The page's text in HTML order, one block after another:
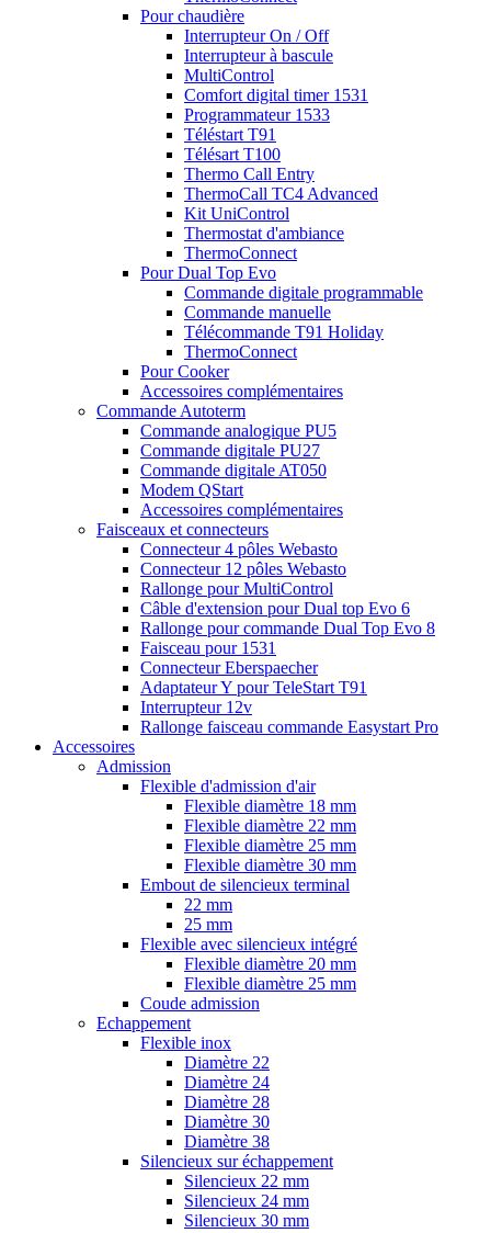
Pour chaudière
Interrupteur On / Off
Interrupteur à bascule
MultiControl
Comfort digital timer 1531
Programmateur 1533
Téléstart T91
Télésart T100
Thermo Call Entry
ThermoCall TC4 Advanced
Kit UniControl
Thermostat d'ambiance
ThermoConnect
Pour Dual Top Evo
Commande digitale programmable
Commande manuelle
Télécommande T91 Holiday
ThermoConnect
Pour Cooker
Accessoires complémentaires
Commande Autoterm
Commande analogique PU5
Commande digitale PU27
Commande digitale AT050
Modem QStart
Accessoires complémentaires
Faisceaux et connecteurs
Connecteur 4 pôles Webasto
Connecteur 12 pôles Webasto
Rallonge pour MultiControl
Câble d'extension pour Dual top Evo 6
Rallonge pour commande Dual Top Evo 8
Faisceau pour 1531
Connecteur Eberspaecher
Adaptateur Y pour TeleStart T91
Interrupteur 12v
Rallonge faisceau commande Easystart Pro
Accessoires
Admission
Flexible d'admission d'air
Flexible diamètre 18 mm
Flexible diamètre 22 mm
Flexible diamètre 25 mm
Flexible diamètre 30 mm
Embout de silencieux terminal
22 mm
25 mm
Flexible avec silencieux intégré
Flexible diamètre 20 mm
Flexible diamètre 25 mm
Coude admission
Echappement
Flexible inox
Diamètre 22
Diamètre 24
Diamètre 28
Diamètre 30
Diamètre 38
Silencieux sur échappement
Silencieux 22 mm
Silencieux 24 mm
Silencieux 30 mm